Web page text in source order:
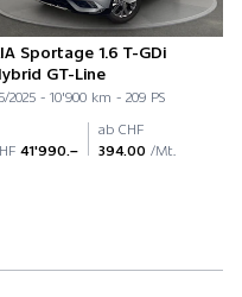
Sportage 1.6 T-GDi
GT-Line
2025 - 10'900 km - 209 PS
41'990.–
ab CHF
394.00 /Mt.